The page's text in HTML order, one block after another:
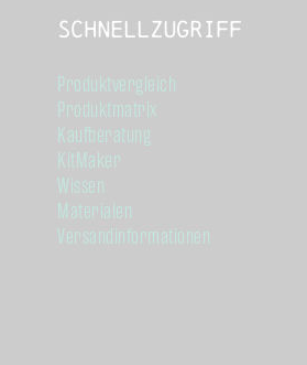
Schnellzugriff
Produktvergleich
Produktmatrix
Kaufberatung
KitMaker
Wissen
Materialen
Versandinformationen